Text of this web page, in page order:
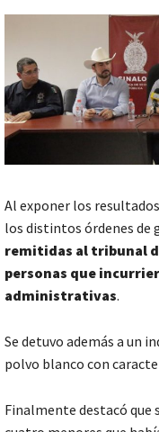
Al exponer los
los distintos órdenes de
remitidas al tribunal
personas que
administrativas.
Se detuvo además a un
polvo blanco con
Finalmente destacó que